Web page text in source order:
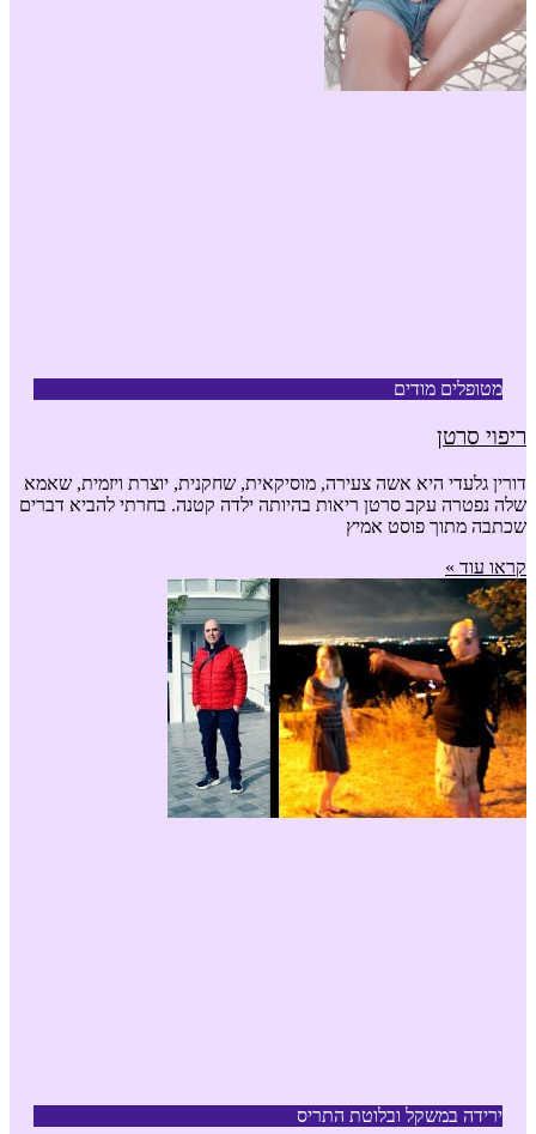
מטופלים מודים
ריפוי סרטן
דורין גלעדי היא אשה צעירה, מוסיקאית, שחקנית, יוצרת ויזמית, שאמא
שלה נפטרה עקב סרטן ריאות בהיותה ילדה קטנה. בחרתי להביא דברים
שכתבה מתוך פוסט אמיץ
קראו עוד »
ירידה במשקל ובלוטת התריס